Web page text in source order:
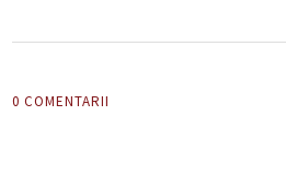
0 COMENTARII